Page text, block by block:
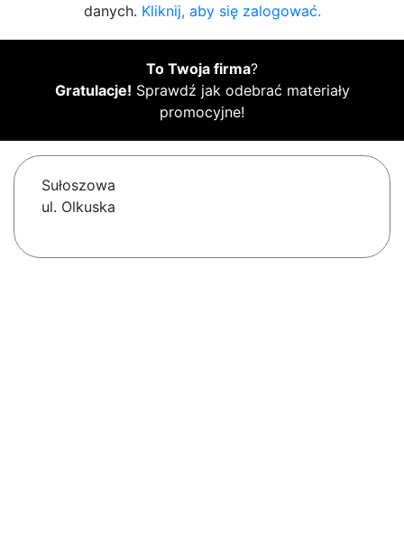
danych. Kliknij, aby się zalogować.
To Twoja firma?
Gratulacje! Sprawdź jak odebrać materiały
promocyjne!
Sułoszowa
ul. Olkuska